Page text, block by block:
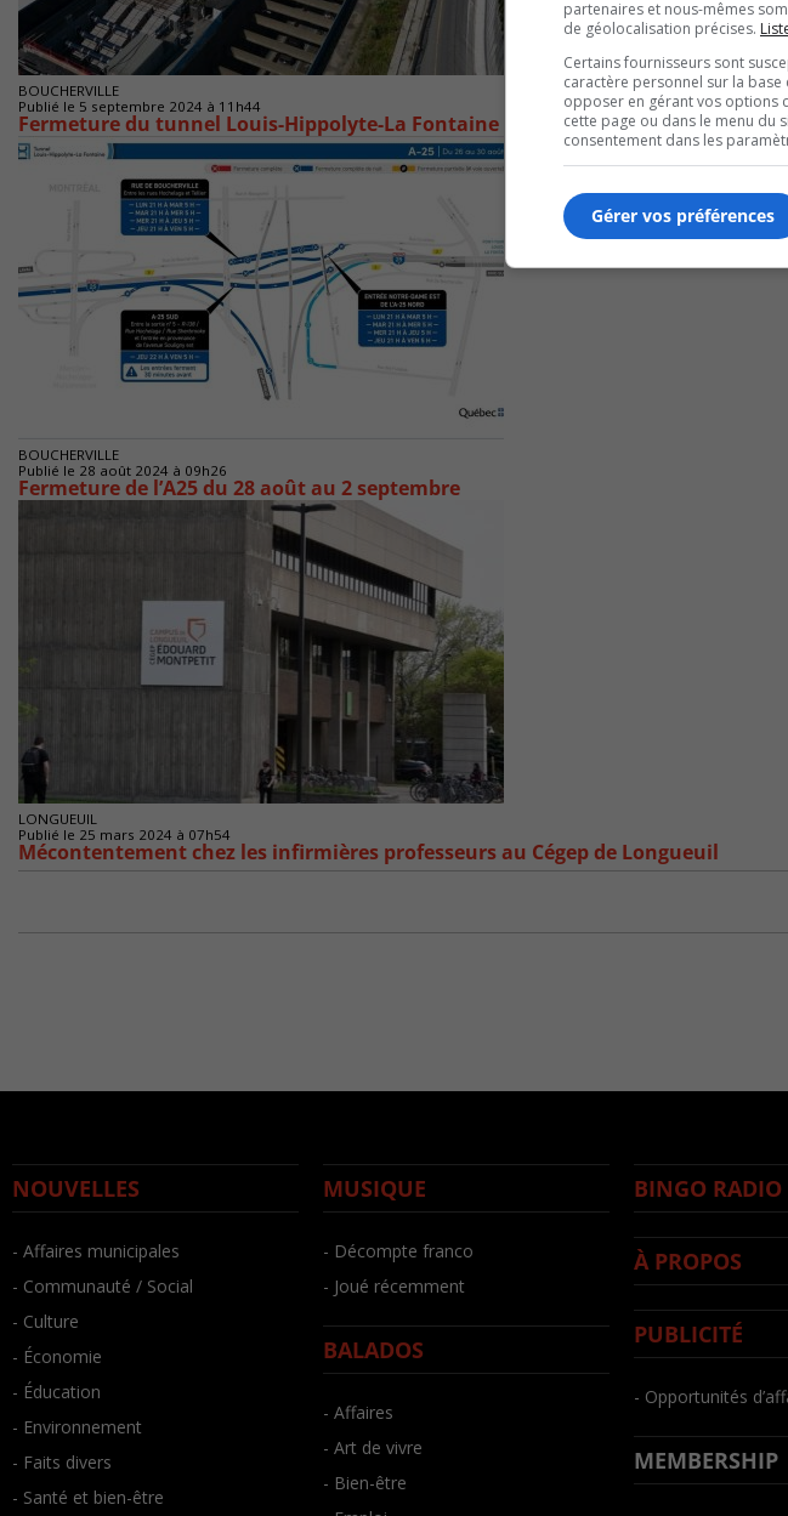
BOUCHERVILLE
Publié le 5 septembre 2024 à 11h44
Fermeture du tunnel Louis-Hippolyte-La Fontaine les 6 et 7 septembre
BOUCHERVILLE
Publié le 28 août 2024 à 09h26
Fermeture de l’A25 du 28 août au 2 septembre
LONGUEUIL
Publié le 25 mars 2024 à 07h54
Mécontentement chez les infirmières professeurs au Cégep de Longueuil
NOUVELLES
- Affaires municipales
- Communauté / Social
- Culture
- Économie
- Éducation
- Environnement
- Faits divers
- Santé et bien-être
MUSIQUE
- Décompte franco
- Joué récemment
BALADOS
- Affaires
- Art de vivre
- Bien-être
BINGO RADIO
À PROPOS
PUBLICITÉ
- Opportunités
MEMBERSHIP
partenaires et nous-mêmes
de géolocalisation précises.
Certains fournisseurs sont
caractère personnel sur la
opposer en gérant vos options
cette page ou dans le menu du
consentement dans les
Gérer vos préférences